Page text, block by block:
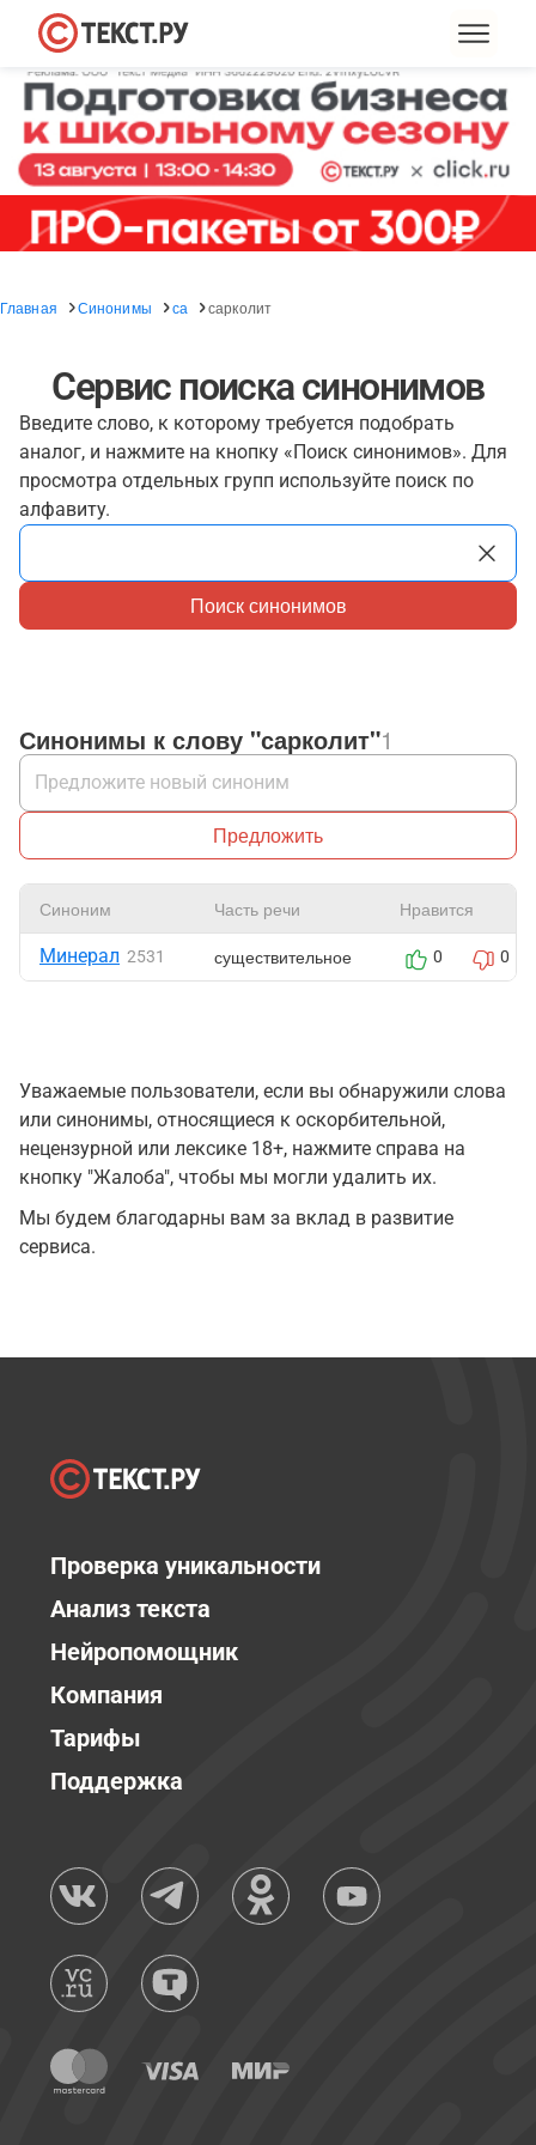
Главная Синонимы са сарколит
Сервис поиска синонимов
Введите слово, к которому требуется подобрать
аналог, и нажмите на кнопку «Поиск синонимов». Для
просмотра отдельных групп используйте поиск по
алфавиту.
Поиск синонимов
Синонимы к слову "сарколит"1
Предложить
Синоним Часть речи Нравится
Минерал 2531 существительное 0 0
Уважаемые пользователи, если вы обнаружили слова
или синонимы, относящиеся к оскорбительной,
нецензурной или лексике 18+, нажмите справа на
кнопку "Жалоба", чтобы мы могли удалить их.
Мы будем благодарны вам за вклад в развитие
сервиса.
Проверка уникальности
Анализ текста
Нейропомощник
Компания
Тарифы
Поддержка